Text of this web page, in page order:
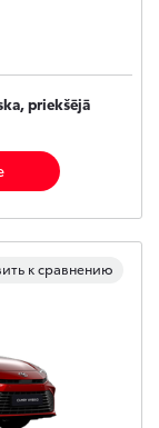
priekšējā
к сравнению